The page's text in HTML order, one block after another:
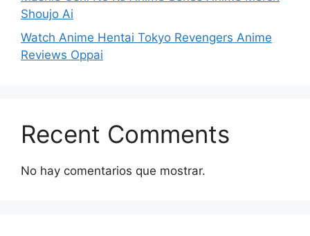
Shoujo Ai
Watch Anime Hentai Tokyo Revengers Anime
Reviews Oppai
Recent Comments
No hay comentarios que mostrar.